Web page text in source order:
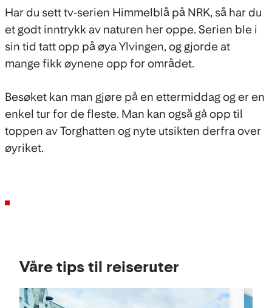
Har du sett tv-serien Himmelblå på NRK, så har du
et godt inntrykk av naturen her oppe. Serien ble i
sin tid tatt opp på øya Ylvingen, og gjorde at
mange fikk øynene opp for området.
Besøket kan man gjøre på en ettermiddag og er en
enkel tur for de fleste. Man kan også gå opp til
toppen av Torghatten og nyte utsikten derfra over
øyriket.
Våre tips til reiseruter